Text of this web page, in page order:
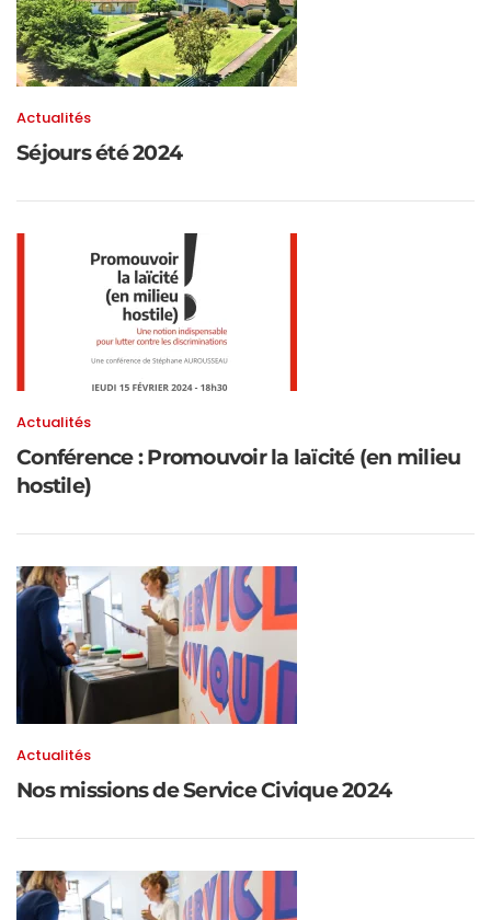
Actualités
Séjours été 2024
Actualités
Conférence : Promouvoir la laïcité (en milieu
hostile)
Actualités
Nos missions de Service Civique 2024